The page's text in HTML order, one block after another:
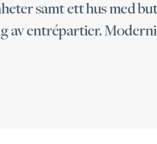
samt ett hus med
av entrépartier.